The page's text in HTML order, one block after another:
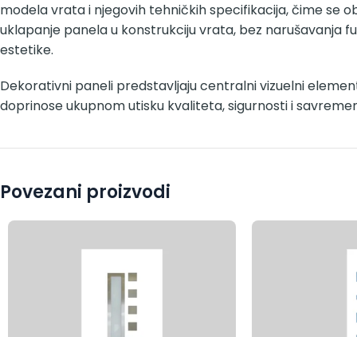
modela vrata i njegovih tehničkih specifikacija, čime se
uklapanje panela u konstrukciju vrata, bez narušavanja
estetike.
Dekorativni paneli predstavljaju centralni vizuelni
doprinose ukupnom utisku kvaliteta, sigurnosti i
Povezani proizvodi